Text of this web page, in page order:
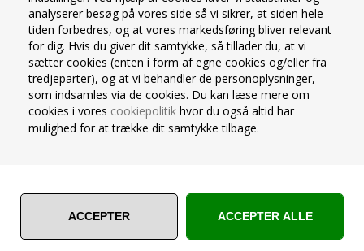
analyserer besøg på vores side så vi sikrer, at siden hele
tiden forbedres, og at vores markedsføring bliver relevant
for dig. Hvis du giver dit samtykke, så tillader du, at vi
sætter cookies (enten i form af egne cookies og/eller fra
tredjeparter), og at vi behandler de personoplysninger,
som indsamles via de cookies. Du kan læse mere om
cookies i vores cookiepolitik hvor du også altid har
mulighed for at trække dit samtykke tilbage.
Størrelse: 40x40 cm (udfoldet)
Kvalitet: Kraftig airlaid
Antal pr. pakke: 12 stk.
Farve: Hvid
Varenummer 15052000
På lager 1-2 dage
38,00 33,00 Kr.
VIS PRODUKT
Bredde: 1,2 meter
Længde: 25 meter
Kvalitet: Kraftig airlaid
Farve: Hvid
Varenummer 15010013
På lager 1-2 dage
299,00 Kr.
VIS PRODUKT